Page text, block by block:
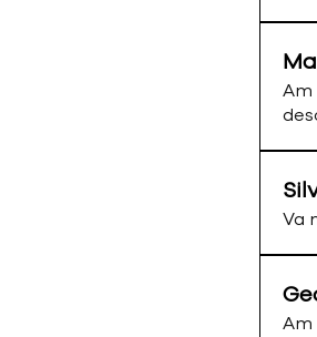
Am
Va
Am